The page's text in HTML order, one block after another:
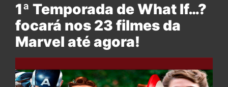
1ª Temporada de What If…?
focará nos 23 filmes da
Marvel até agora!